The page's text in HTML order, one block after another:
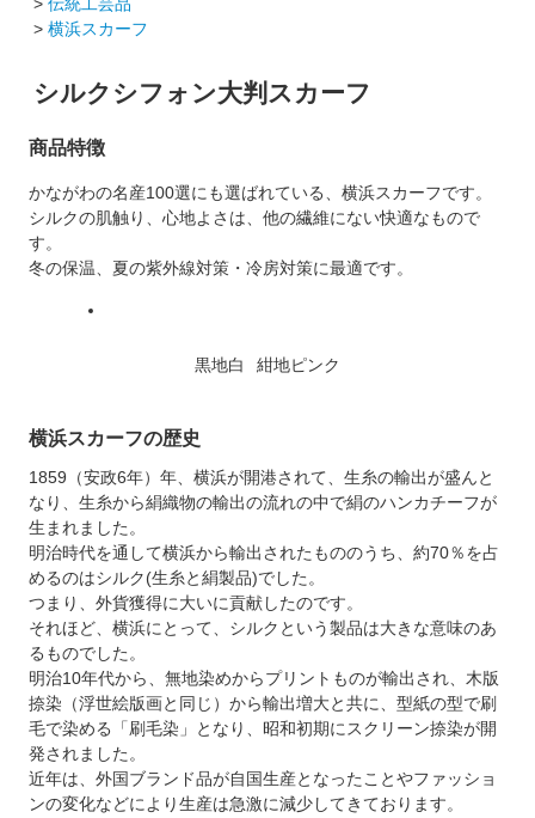
>横浜スカーフ
シルクシフォン大判スカーフ
商品特徴
かながわの名産100選にも選ばれている、横浜スカーフです。
シルクの肌触り、心地よさは、他の繊維にない快適なもので
す。
冬の保温、夏の紫外線対策・冷房対策に最適です。
黒地白 紺地ピンク
横浜スカーフの歴史
1859（安政6年）年、横浜が開港されて、生糸の輸出が盛んと
なり、生糸から絹織物の輸出の流れの中で絹のハンカチーフが
生まれました。
明治時代を通して横浜から輸出されたもののうち、約70％を占
めるのはシルク(生糸と絹製品)でした。
つまり、外貨獲得に大いに貢献したのです。
それほど、横浜にとって、シルクという製品は大きな意味のあ
るものでした。
明治10年代から、無地染めからプリントものが輸出され、木版
捺染（浮世絵版画と同じ）から輸出増大と共に、型紙の型で刷
毛で染める「刷毛染」となり、昭和初期にスクリーン捺染が開
発されました。
近年は、外国ブランド品が自国生産となったことやファッショ
ンの変化などにより生産は急激に減少してきております。